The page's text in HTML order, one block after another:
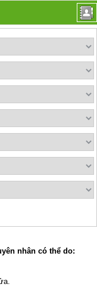
nhân có thể do: